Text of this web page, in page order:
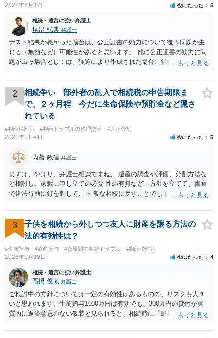
2022年6月17日 役にたった 5
相続・遺言に強い弁護士
尾畠 弘典 弁護士
テスト結果が悪かった場合は、公正証書の効力について後々問題が生
じる（無効など）可能性があると思います。 他に公正証書の効力に問
題が出る場合としては、強迫により作成された場合、錯誤（勘違い）
すが、弁護士に作成を依頼する場合は、１０～数十万円程度になるケ
ースが多いと思います。 報酬体系は、弁護士ごとに異なりますので一
律の基準はありません。
2
相続争い 部外者の乱入で相続税の申告期限ま
で、２ヶ月程 今だに生命保険や預貯金など隠さ
れている
#相続税対策 #相続トラブルの代理交渉 #遺産分割
2021年11月1日 役にたった 5
内藤 政信 弁護士
まずは、やはり、弁護士相談ですね。 遺産の調査や評価、分割方法な
ど検討し、家裁に申し立ての必要 性の有無など、方針を立てて、書面
で違法行動に釘を刺して、正 常な相続に戻すことでしょう。 申告につ
の際に3年以内に分割協議の上、修正申告する旨の書 面を添付するこ
とになります。 税務署も、およその遺産を把握してるので、税務署か
ら、遺産の 情報を得ることもあります。
3
子供を相続から外しつつ友人に財産を譲る方法の
法的有効性は？
#生前贈与 #遺産分割 #家族間の相続トラブル #相続税対策
2026年1月19日 役にたった 4
相続・遺言に強い弁護士
髙橋 俊太 弁護士
ご検討中の方針については一定の有効性はあるものの、リスクも大き
いと思われます。生前贈与1000万円は有効でも、300万円の貸付が実
質的に返済意思のない仮装と見られると、相続時に「贈与」と評価さ
法として考えられるものとしては、 ①信託（家族信託・目的信託） 財